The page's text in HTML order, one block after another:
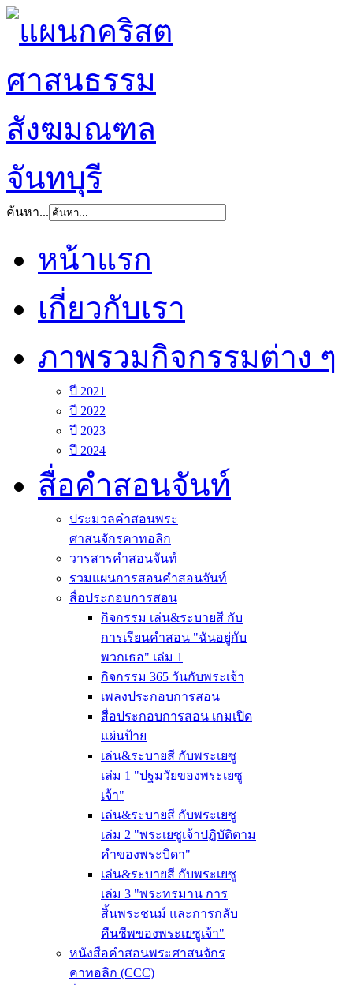
ค้นหา...
หน้าแรก
เกี่ยวกับเรา
ภาพรวมกิจกรรมต่าง ๆ
ปี 2021
ปี 2022
ปี 2023
ปี 2024
สื่อคำสอนจันท์
ประมวลคำสอนพระ
ศาสนจักรคาทอลิก
วารสารคำสอนจันท์
รวมแผนการสอนคำสอนจันท์
สื่อประกอบการสอน
กิจกรรม เล่น&ระบายสี กับ
การเรียนคำสอน "ฉันอยู่กับ
พวกเธอ" เล่ม 1
กิจกรรม 365 วันกับพระเจ้า
เพลงประกอบการสอน
สื่อประกอบการสอน เกมเปิด
แผ่นป้าย
เล่น&ระบายสี กับพระเยซู
เล่ม 1 "ปฐมวัยของพระเยซู
เจ้า"
เล่น&ระบายสี กับพระเยซู
เล่ม 2 "พระเยซูเจ้าปฏิบัติตาม
คำของพระบิดา"
เล่น&ระบายสี กับพระเยซู
เล่ม 3 "พระทรมาน การ
สิ้นพระชนม์ และการกลับ
คืนชีพของพระเยซูเจ้า"
หนังสือคำสอนพระศาสนจักร
คาทอลิก (CCC)